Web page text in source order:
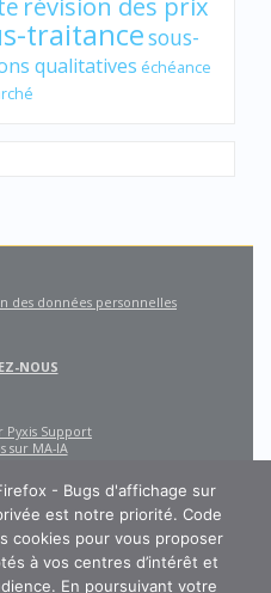
traitancesous-
qualitatives échéance
des données personnelles
NOUS
Pyxis Support
sur MA-IA
- Bugs d'affichage sur
est notre priorité. Code
cookies pour vous proposer
à vos centres d’intérêt et
En poursuivant votre